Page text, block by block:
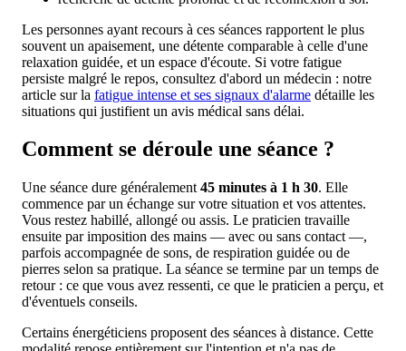
Les personnes ayant recours à ces séances rapportent le plus
souvent un apaisement, une détente comparable à celle d'une
relaxation guidée, et un espace d'écoute. Si votre fatigue
persiste malgré le repos, consultez d'abord un médecin : notre
article sur la fatigue intense et ses signaux d'alarme détaille les
situations qui justifient un avis médical sans délai.
Comment se déroule une séance ?
Une séance dure généralement 45 minutes à 1 h 30. Elle
commence par un échange sur votre situation et vos attentes.
Vous restez habillé, allongé ou assis. Le praticien travaille
ensuite par imposition des mains — avec ou sans contact —,
parfois accompagnée de sons, de respiration guidée ou de
pierres selon sa pratique. La séance se termine par un temps de
retour : ce que vous avez ressenti, ce que le praticien a perçu, et
d'éventuels conseils.
Certains énergéticiens proposent des séances à distance. Cette